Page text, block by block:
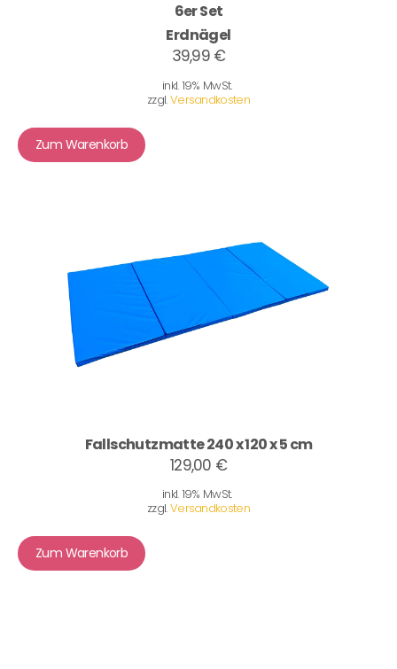
6er Set
Erdnägel
39,99 €
inkl. 19% MwSt.
zzgl.Versandkosten
Zum Warenkorb
Fallschutzmatte 240 x 120 x 5 cm
129,00 €
inkl. 19% MwSt.
zzgl.Versandkosten
Zum Warenkorb